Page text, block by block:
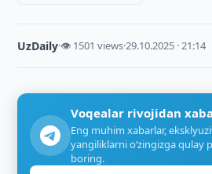
UzDaily·👁 1501 views·29.10.2025 · 21:14
Voqealar rivojidan
Eng muhim xabarlar,
yangiliklarni o‘zingizga qulay
boring.